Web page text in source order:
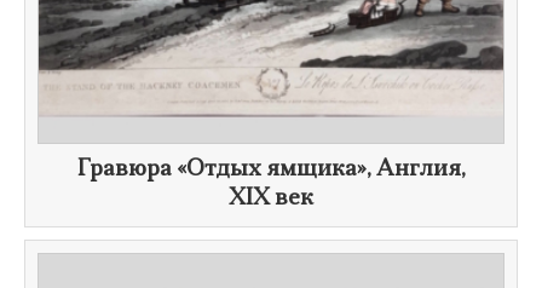
Гравюра «Отдых ямщика», Англия,
XIX век